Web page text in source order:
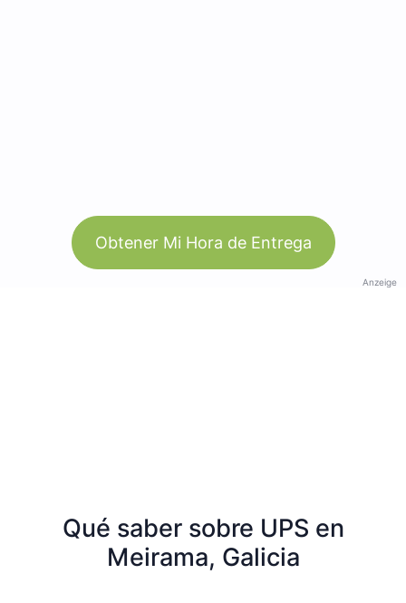
Obtener Mi Hora de Entrega
Anzeige
Qué saber sobre UPS en
Meirama, Galicia